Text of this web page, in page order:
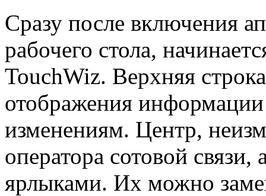
Сразу после включения
рабочего стола,
TouchWiz. Верхняя
отображения
изменениям. Центр,
оператора сотовой связи,
ярлыками. Их можно